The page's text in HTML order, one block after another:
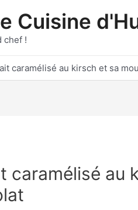
Cuisine
chef !
caramélisé au kirsch et sa
caramélisé au